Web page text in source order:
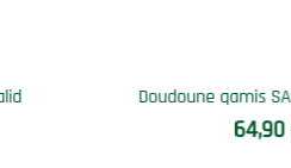
Ensemble bi-matière SAYF royauté